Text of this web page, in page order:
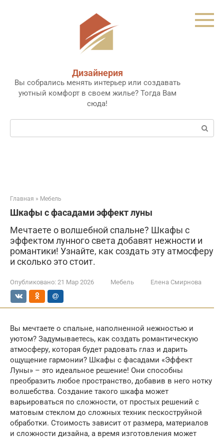
Дизайнерия
Вы собрались менять интерьер или создавать
уютный комфорт в своем жилье? Тогда Вам
сюда!
Поиск:
Главная » Мебель
Шкафы с фасадами эффект луны
Мечтаете о волшебной спальне? Шкафы с
эффектом лунного света добавят нежности и
романтики! Узнайте, как создать эту атмосферу
и сколько это стоит.
Опубликовано: 21 Мар 2026 Мебель Елена Смирнова
Вы мечтаете о спальне, наполненной нежностью и
уютом? Задумываетесь, как создать романтическую
атмосферу, которая будет радовать глаз и дарить
ощущение гармонии? Шкафы с фасадами «Эффект
Луны» – это идеальное решение! Они способны
преобразить любое пространство, добавив в него нотку
волшебства. Создание такого шкафа может
варьироваться по сложности, от простых решений с
матовым стеклом до сложных техник пескоструйной
обработки. Стоимость зависит от размера, материалов
и сложности дизайна, а время изготовления может